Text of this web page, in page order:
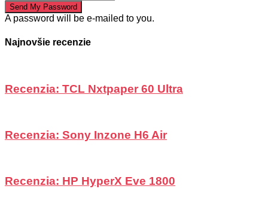
A password will be e-mailed to you.
Najnovšie recenzie
Recenzia: TCL Nxtpaper 60 Ultra
Recenzia: Sony Inzone H6 Air
Recenzia: HP HyperX Eve 1800